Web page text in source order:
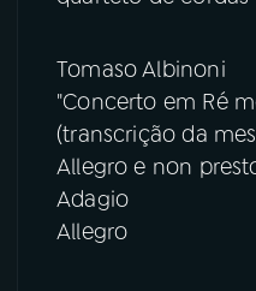
Tomaso Albinoni
"Concerto em Ré
(transcrição da
Allegro e non
Adagio
Allegro